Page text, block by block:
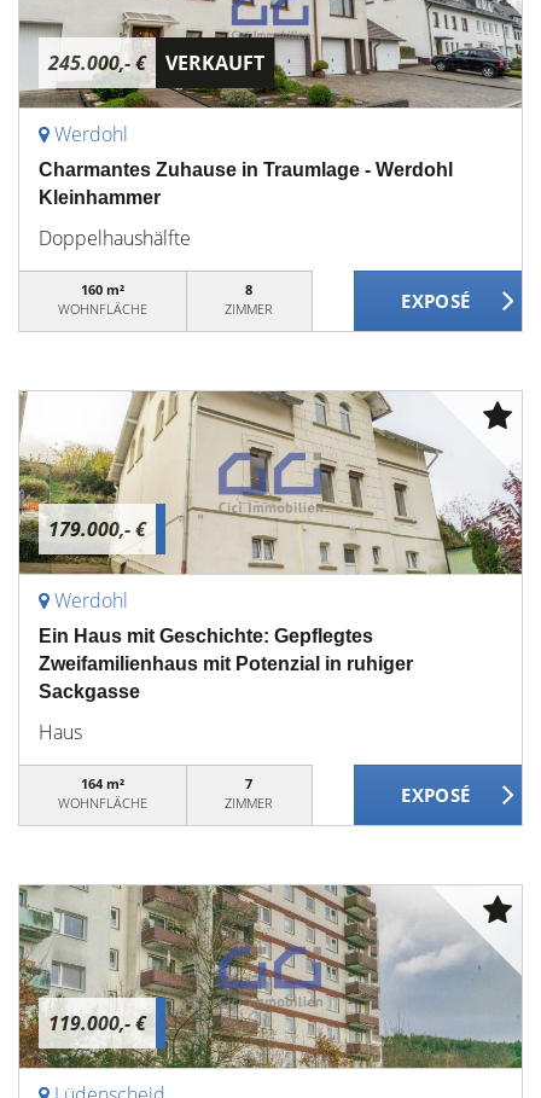
245.000,- € VERKAUFT
Werdohl
Charmantes Zuhause in Traumlage - Werdohl
Kleinhammer
Doppelhaushälfte
160 m²
WOHNFLÄCHE
8
ZIMMER
179.000,- €
Werdohl
Ein Haus mit Geschichte: Gepflegtes
Zweifamilienhaus mit Potenzial in ruhiger
Sackgasse
Haus
164 m²
WOHNFLÄCHE
7
ZIMMER
119.000,- €